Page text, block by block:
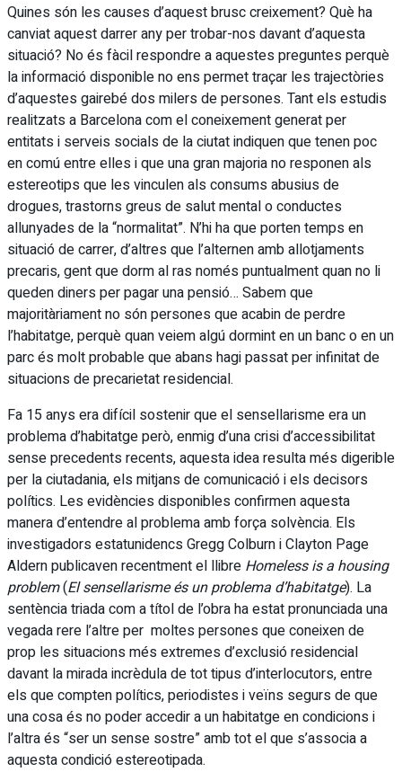
Quines són les causes d’aquest brusc creixement? Què ha
canviat aquest darrer any per trobar-nos davant d’aquesta
situació? No és fàcil respondre a aquestes preguntes perquè
la informació disponible no ens permet traçar les trajectòries
d’aquestes gairebé dos milers de persones. Tant els estudis
realitzats a Barcelona com el coneixement generat per
entitats i serveis socials de la ciutat indiquen que tenen poc
en comú entre elles i que una gran majoria no responen als
estereotips que les vinculen als consums abusius de
drogues, trastorns greus de salut mental o conductes
allunyades de la “normalitat”. N’hi ha que porten temps en
situació de carrer, d’altres que l’alternen amb allotjaments
precaris, gent que dorm al ras només puntualment quan no li
queden diners per pagar una pensió… Sabem que
majoritàriament no són persones que acabin de perdre
l’habitatge, perquè quan veiem algú dormint en un banc o en un
parc és molt probable que abans hagi passat per infinitat de
situacions de precarietat residencial.
Fa 15 anys era difícil sostenir que el sensellarisme era un
problema d’habitatge però, enmig d’una crisi d’accessibilitat
sense precedents recents, aquesta idea resulta més digerible
per la ciutadania, els mitjans de comunicació i els decisors
polítics. Les evidències disponibles confirmen aquesta
manera d’entendre al problema amb força solvència. Els
investigadors estatunidencs Gregg Colburn i Clayton Page
Aldern publicaven recentment el llibre Homeless is a housing
problem(El sensellarisme és un problema d’habitatge). La
sentència triada com a títol de l’obra ha estat pronunciada una
vegada rere l’altre per moltes persones que coneixen de
prop les situacions més extremes d’exclusió residencial
davant la mirada incrèdula de tot tipus d’interlocutors, entre
els que compten polítics, periodistes i veïns segurs de que
una cosa és no poder accedir a un habitatge en condicions i
l’altra és “ser un sense sostre” amb tot el que s’associa a
aquesta condició estereotipada.